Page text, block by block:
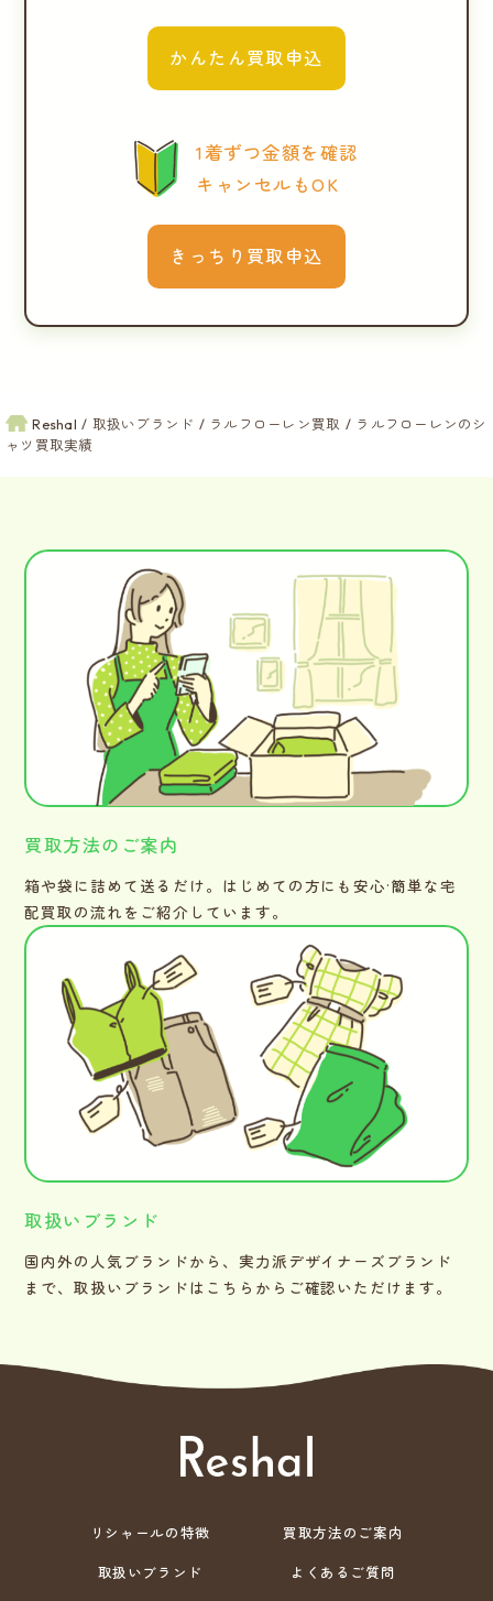
かんたん買取申込
1着ずつ金額を確認
キャンセルもOK
きっちり買取申込
Reshal 取扱いブランド ラルフローレン買取
ラルフローレンのシ
ャツ買取実績
買取方法のご案内
箱や袋に詰めて送るだけ。はじめての方にも安心·簡単な宅
配買取の流れをご紹介しています。
取扱いブランド
国内外の人気ブランドから、実力派デザイナーズブランド
まで、取扱いブランドはこちらからご確認いただけます。
リシャールの特徴
買取方法のご案内
取扱いブランド
よくあるご質問